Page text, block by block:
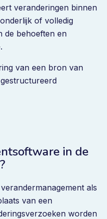
veranderingen binnen
of volledig
de behoeften en
van een bron van
in de
als
van een
worden